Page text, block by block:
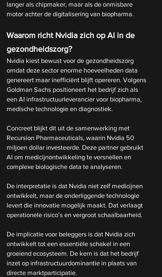
langer als chipmaker, maar als de onmisbare
motor achter de digitalisering van biopharma.
Waarom richt Nvidia zich op AI in de
gezondheidszorg?
Nvidia kiest bewust voor de gezondheidszorg
omdat deze sector enorme hoeveelheden data
genereert maar inefficiënt blijft opereren. Volgens
Goldman Sachs positioneert het bedrijf zich als
een AI infrastructuurleverancier voor biopharma,
medische technologie en diagnostiek.
Concreet blijkt dit uit de samenwerking met
Recursion Pharmaceuticals, waarin Nvidia 50
miljoen dollar investeerde. Deze partner gebruikt
AI om medicijnontwikkeling te versnellen en
complexe biologische data te analyseren.
De interpretatie is dat Nvidia niet zelf medicijnen
ontwikkelt, maar de onderliggende technologie
levert die innovatie mogelijk maakt. Dat verlaagt
operationele risico’s en vergroot schaalbaarheid.
De implicatie voor beleggers is dat Nvidia zich
ontwikkelt tot een essentiële schakel in een
groeiend ecosysteem. De kern is dat het bedrijf
inzet op infrastructuurdominantie in plaats van
directe marktparticipatie.